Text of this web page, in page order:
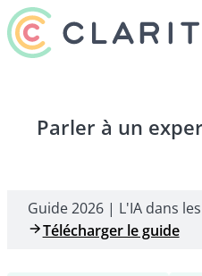
Parler à un
Guide 2026 | L'IA dans
Télécharger le guide